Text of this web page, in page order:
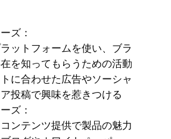
ズ：
ットフォームを使い、ブラ
を知ってもらうための活動
に合わせた広告やソーシャ
投稿で興味を惹きつける
ズ：
ンテンツ提供で製品の魅力